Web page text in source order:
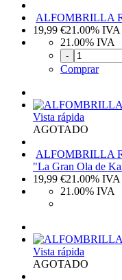
ALFOMBRILLA
19,99 €21.00% IVA
21.00% IVA
-
Comprar
Vista rápida
AGOTADO
ALFOMBRILLA
"La Gran Ola de
19,99 €21.00% IVA
21.00% IVA
Vista rápida
AGOTADO